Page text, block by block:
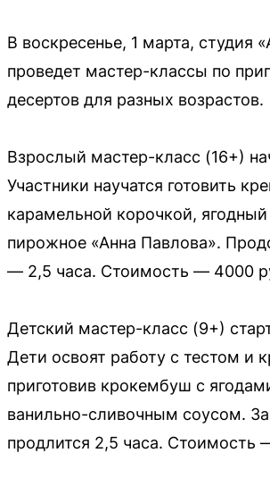
В воскресенье, 1 марта, студия
проведет мастер-классы по
десертов для разных возрастов.
Взрослый мастер-класс (16+)
Участники научатся готовить
карамельной корочкой,
пирожное «Анна Павлова».
— 2,5 часа. Стоимость — 4000
Детский мастер-класс (9+)
Дети освоят работу с тестом и
приготовив крокембуш с
ванильно-сливочным соусом.
продлится 2,5 часа. Стоимость